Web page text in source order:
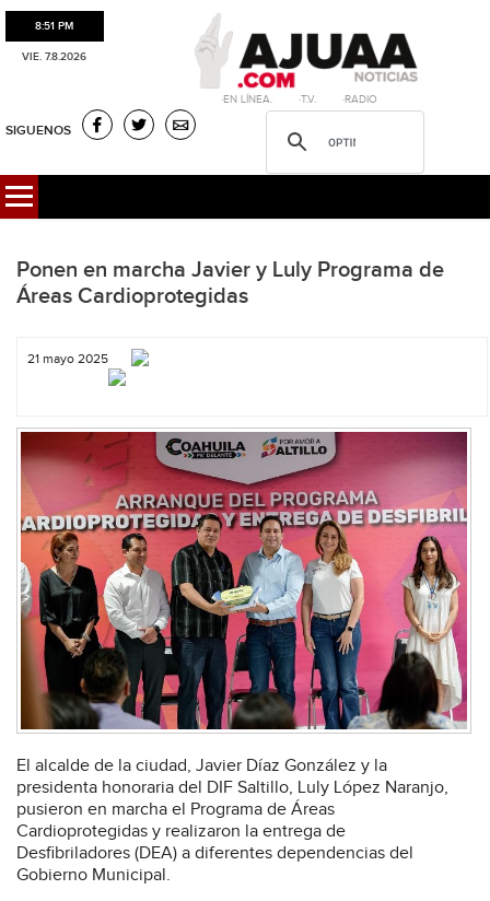
8:51 PM
VIE. 7.8.2026
·EN LÍNEA. ·T.V. ·RADIO
SIGUENOS
Ponen en marcha Javier y Luly Programa de
Áreas Cardioprotegidas
21 mayo 2025
El alcalde de la ciudad, Javier Díaz González y la
presidenta honoraria del DIF Saltillo, Luly López Naranjo,
pusieron en marcha el Programa de Áreas
Cardioprotegidas y realizaron la entrega de
Desfibriladores (DEA) a diferentes dependencias del
Gobierno Municipal.